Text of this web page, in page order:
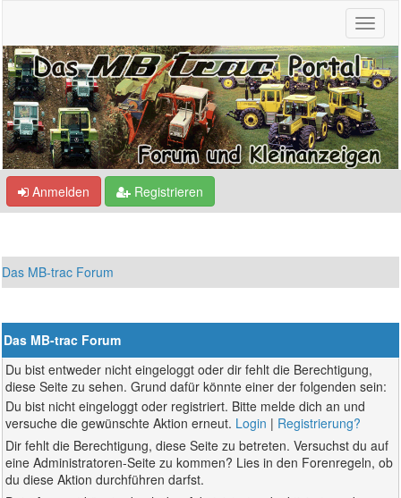
Anmelden Registrieren
Das MB-trac Forum
Das MB-trac Forum
Du bist entweder nicht eingeloggt oder dir fehlt die Berechtigung,
diese Seite zu sehen. Grund dafür könnte einer der folgenden sein:
Du bist nicht eingeloggt oder registriert. Bitte melde dich an und
versuche die gewünschte Aktion erneut. Login | Registrierung?
Dir fehlt die Berechtigung, diese Seite zu betreten. Versuchst du auf
eine Administratoren-Seite zu kommen? Lies in den Forenregeln, ob
du diese Aktion durchführen darfst.